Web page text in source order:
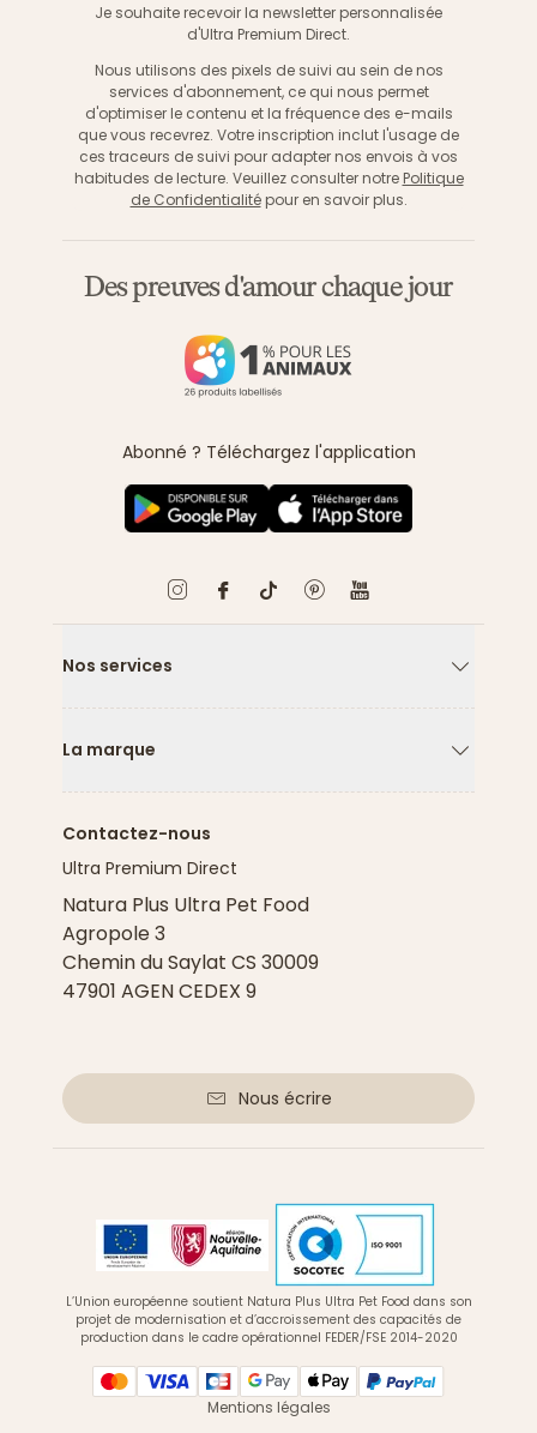
Je souhaite recevoir la newsletter personnalisée
d'Ultra Premium Direct.
Nous utilisons des pixels de suivi au sein de nos
services d'abonnement, ce qui nous permet
d'optimiser le contenu et la fréquence des e-mails
que vous recevrez. Votre inscription inclut l'usage de
ces traceurs de suivi pour adapter nos envois à vos
habitudes de lecture. Veuillez consulter notre Politique
de Confidentialitépour en savoir plus.
Des preuves d'amour chaque jour
Abonné ? Téléchargez l'application
Nos services
La marque
Contactez-nous
Ultra Premium Direct
Natura Plus Ultra Pet Food
Agropole 3
Chemin du Saylat CS 30009
47901 AGEN CEDEX 9
Nous écrire
L’Union européenne soutient Natura Plus Ultra Pet Food dans son
projet de modernisation et d’accroissement des capacités de
production dans le cadre opérationnel FEDER/FSE 2014-2020
Mentions légales